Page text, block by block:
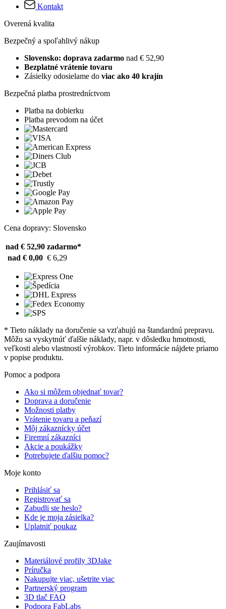
Kontakt
Overená kvalita
Bezpečný a spoľahlivý nákup
Slovensko: doprava zadarmo nad € 52,90
Bezplatné vrátenie tovaru
Zásielky odosielame do viac ako 40 krajín
Bezpečná platba prostredníctvom
Platba na dobierku
Platba prevodom na účet
Cena dopravy: Slovensko
nad € 52,90 zadarmo*
nad € 0,00 € 6,29
* Tieto náklady na doručenie sa vzťahujú na štandardnú prepravu.
Môžu sa vyskytnúť ďalšie náklady, napr. v dôsledku hmotnosti,
veľkosti alebo vlastností výrobkov. Tieto informácie nájdete priamo
v popise produktu.
Pomoc a podpora
Ako si môžem objednať tovar?
Doprava a doručenie
Možnosti platby
Vrátenie tovaru a peňazí
Môj zákaznícky účet
Firemní zákazníci
Akcie a poukážky
Potrebujete ďalšiu pomoc?
Moje konto
Prihlásiť sa
Registrovať sa
Zabudli ste heslo?
Kde je moja zásielka?
Uplatniť poukaz
Zaujímavosti
Materiálové profily 3DJake
Príručka
Nakupujte viac, ušetrite viac
Partnerský program
3D tlač FAQ
Podpora FabLabs